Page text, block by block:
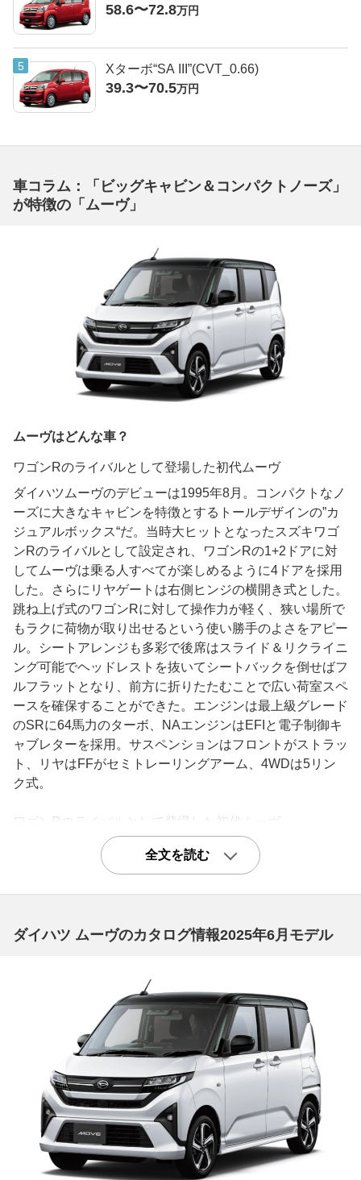
58.6〜72.8万円
Xターボ“SA III”(CVT_0.66)
39.3〜70.5万円
車コラム：「ビッグキャビン＆コンパクトノーズ」
が特徴の「ムーヴ」
ムーヴはどんな車？
ワゴンRのライバルとして登場した初代ムーヴ
ダイハツムーヴのデビューは1995年8月。コンパクトなノ
ーズに大きなキャビンを特徴とするトールデザインの”カ
ジュアルボックス“だ。当時大ヒットとなったスズキワゴ
ンRのライバルとして設定され、ワゴンRの1+2ドアに対
してムーヴは乗る人すべてが楽しめるように4ドアを採用
した。さらにリヤゲートは右側ヒンジの横開き式とした。
跳ね上げ式のワゴンRに対して操作力が軽く、狭い場所で
もラクに荷物が取り出せるという使い勝手のよさをアピー
ル。シートアレンジも多彩で後席はスライド＆リクライニ
ング可能でヘッドレストを抜いてシートバックを倒せばフ
ルフラットとなり、前方に折りたたむことで広い荷室スペ
ースを確保することができた。エンジンは最上級グレード
のSRに64馬力のターボ、NAエンジンはEFIと電子制御キ
ャブレターを採用。サスペンションはフロントがストラッ
ト、リヤはFFがセミトレーリングアーム、4WDは5リン
ク式。
ワゴンRのライバルとして登場した初代ムーヴ
ダイハツムーヴのデビューは1995年8月。コンパクトなノ
ーズに大きなキャビンを特徴とするトールデザインの”カ
してムーヴは乗る人すべてが楽しめるように4ドアを採用
した。さらにリヤゲートは右側ヒンジの横開き式とした。
もラクに荷物が取り出せるという使い勝手のよさをアピー
ル。シートアレンジも多彩で後席はスライド＆リクライニ
ング可能でヘッドレストを抜いてシートバックを倒せばフ
ルフラットとなり、前方に折りたたむことで広い荷室スペ
ースを確保することができた。エンジンは最上級グレード
のSRに64馬力のターボ、NAエンジンはEFIと電子制御キ
ャブレターを採用。サスペンションはフロントがストラッ
ト、リヤはFFがセミトレーリングアーム、4WDは5リン
ク式。
新規格を適用した2代目ムーヴ
全文を読む
ダイハツ ムーヴのカタログ情報2025年6月モデル